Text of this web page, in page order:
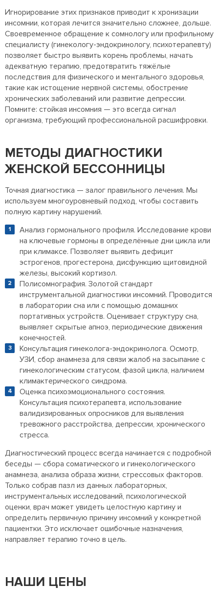
Игнорирование этих признаков приводит к хронизации
инсомнии, которая лечится значительно сложнее, дольше.
Своевременное обращение к сомнологу или профильному
специалисту (гинекологу-эндокринологу, психотерапевту)
позволяет быстро выявить корень проблемы, начать
адекватную терапию, предотвратить тяжёлые
последствия для физического и ментального здоровья,
такие как истощение нервной системы, обострение
хронических заболеваний или развитие депрессии.
Помните: стойкая инсомния — это всегда сигнал
организма, требующий профессиональной расшифровки.
МЕТОДЫ ДИАГНОСТИКИ
ЖЕНСКОЙ БЕССОННИЦЫ
Точная диагностика — залог правильного лечения. Мы
используем многоуровневый подход, чтобы составить
полную картину нарушений.
Анализ гормонального профиля. Исследование крови
на ключевые гормоны в определённые дни цикла или
при климаксе. Позволяет выявить дефицит
эстрогенов, прогестерона, дисфункцию щитовидной
железы, высокий кортизол.
Полисомнография. Золотой стандарт
инструментальной диагностики инсомний. Проводится
в лаборатории сна или с помощью домашних
портативных устройств. Оценивает структуру сна,
выявляет скрытые апноэ, периодические движения
конечностей.
Консультация гинеколога-эндокринолога. Осмотр,
УЗИ, сбор анамнеза для связи жалоб на засыпание с
гинекологическим статусом, фазой цикла, наличием
климактерического синдрома.
Оценка психоэмоционального состояния.
Консультация психотерапевта, использование
валидизированных опросников для выявления
тревожного расстройства, депрессии, хронического
стресса.
Диагностический процесс всегда начинается с подробной
беседы — сбора соматического и гинекологического
анамнеза, анализа образа жизни, стрессовых факторов.
Только собрав пазл из данных лабораторных,
инструментальных исследований, психологической
оценки, врач может увидеть целостную картину и
определить первичную причину инсомний у конкретной
пациентки. Это исключает ошибочные назначения,
направляет терапию точно в цель.
НАШИ ЦЕНЫ